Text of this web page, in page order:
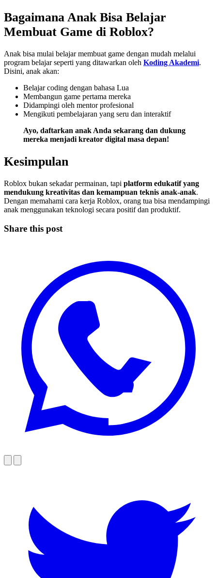
Bagaimana Anak Bisa Belajar
Membuat Game di Roblox?
Anak bisa mulai belajar membuat game dengan mudah melalui
program belajar seperti yang ditawarkan oleh Koding Akademi.
Disini, anak akan:
Belajar coding dengan bahasa Lua
Membangun game pertama mereka
Didampingi oleh mentor profesional
Mengikuti pembelajaran yang seru dan interaktif
Ayo, daftarkan anak Anda sekarang dan dukung
mereka menjadi kreator digital masa depan!
Kesimpulan
Roblox bukan sekadar permainan, tapi platform edukatif yang
mendukung kreativitas dan kemampuan teknis anak-anak.
Dengan memahami cara kerja Roblox, orang tua bisa mendampingi
anak menggunakan teknologi secara positif dan produktif.
Share this post